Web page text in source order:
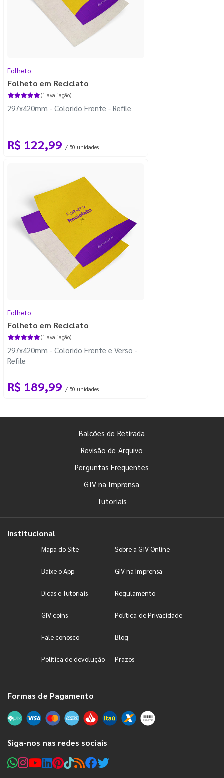
Folheto
Folheto em Reciclato
(1 avaliação)
297x420mm - Colorido Frente - Refile
R$ 122,99 / 50 unidades
Folheto
Folheto em Reciclato
(1 avaliação)
297x420mm - Colorido Frente e Verso -
Refile
R$ 189,99 / 50 unidades
Balcões de Retirada
Revisão de Arquivo
Perguntas Frequentes
GIV na Imprensa
Tutoriais
Institucional
Mapa do Site Sobre a GIV Online
Baixe o App GIV na Imprensa
Dicas e Tutoriais Regulamento
GIV coins Política de Privacidade
Fale conosco Blog
Política de devolução Prazos
Formas de Pagamento
Siga-nos nas redes sociais